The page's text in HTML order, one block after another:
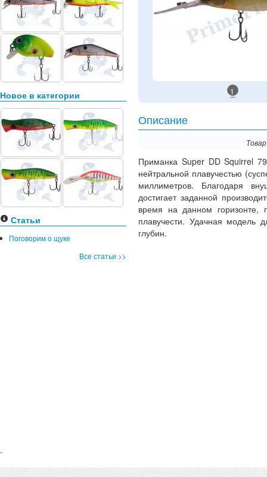
Новое в категории
Статьи
Поговорим о щуке
Все статьи >>
.
1
Описание
Приманка Super DD Squirrel
нейтральной плавучестью
миллиметров. Благодаря
достигает заданной
время на данном горизонте,
плавучести. Удачная модель
глубин.